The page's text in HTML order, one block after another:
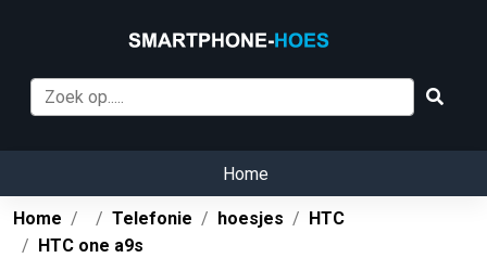
Home
Home Telefonie hoesjes
HTC
HTC one a9s